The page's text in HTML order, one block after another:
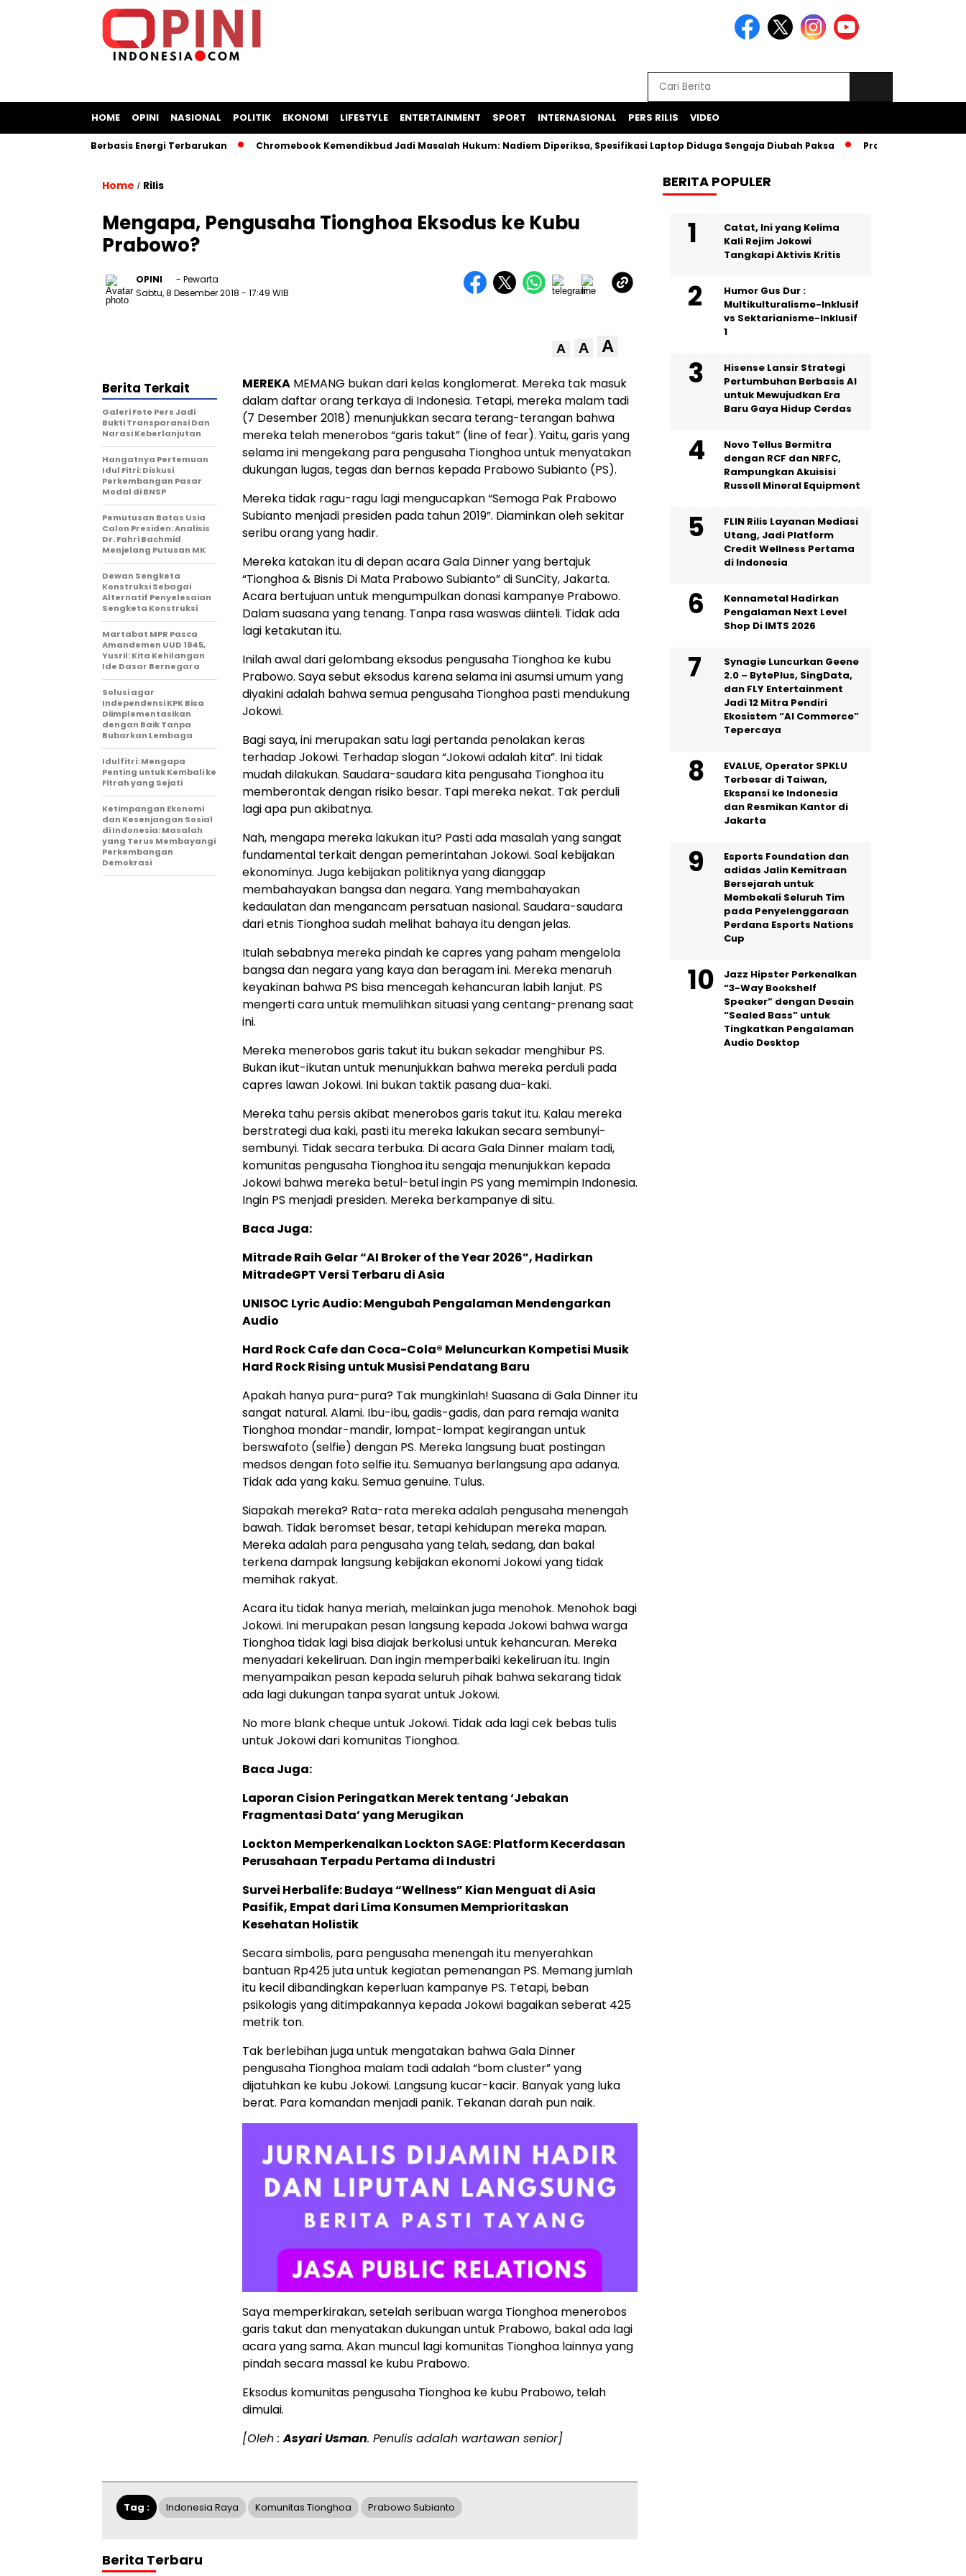
HOME OPINI NASIONAL POLITIK EKONOMI LIFESTYLE ENTERTAINMENT SPORT INTERNASIONAL PERS RILIS VIDEO
Kapal Berbasis Energi Terbarukan Chromebook Kemendikbud Jadi Masalah Hukum: Nadiem Diperiksa, Spesifikasi Laptop Diduga Sengaja Diubah Paksa Proyek Iklan Bank BJB
Home / Rilis
Mengapa, Pengusaha Tionghoa Eksodus ke Kubu
Prabowo?
OPINI
- Pewarta
Sabtu, 8 Desember 2018 - 17:49 WIB
A A A
MEREKA MEMANG bukan dari kelas konglomerat. Mereka tak masuk
dalam daftar orang terkaya di Indonesia. Tetapi, mereka malam tadi
(7 Desember 2018) menunjukkan secara terang-terangan bahwa
mereka telah menerobos “garis takut” (line of fear). Yaitu, garis yang
selama ini mengekang para pengusaha Tionghoa untuk menyatakan
dukungan lugas, tegas dan bernas kepada Prabowo Subianto (PS).
Mereka tidak ragu-ragu lagi mengucapkan “Semoga Pak Prabowo
Subianto menjadi presiden pada tahun 2019”. Diaminkan oleh sekitar
seribu orang yang hadir.
Mereka katakan itu di depan acara Gala Dinner yang bertajuk
“Tionghoa & Bisnis Di Mata Prabowo Subianto” di SunCity, Jakarta.
Acara bertujuan untuk mengumpulkan donasi kampanye Prabowo.
Dalam suasana yang tenang. Tanpa rasa waswas diinteli. Tidak ada
lagi ketakutan itu.
Inilah awal dari gelombang eksodus pengusaha Tionghoa ke kubu
Prabowo. Saya sebut eksodus karena selama ini asumsi umum yang
diyakini adalah bahwa semua pengusaha Tionghoa pasti mendukung
Jokowi.
Bagi saya, ini merupakan satu lagi pertanda penolakan keras
terhadap Jokowi. Terhadap slogan “Jokowi adalah kita”. Ini tidak
mudah dilakukan. Saudara-saudara kita pengusaha Tionghoa itu
memberontak dengan risiko besar. Tapi mereka nekat. Tak perduli
lagi apa pun akibatnya.
Nah, mengapa mereka lakukan itu? Pasti ada masalah yang sangat
fundamental terkait dengan pemerintahan Jokowi. Soal kebijakan
ekonominya. Juga kebijakan politiknya yang dianggap
membahayakan bangsa dan negara. Yang membahayakan
kedaulatan dan mengancam persatuan nasional. Saudara-saudara
dari etnis Tionghoa sudah melihat bahaya itu dengan jelas.
Itulah sebabnya mereka pindah ke capres yang paham mengelola
bangsa dan negara yang kaya dan beragam ini. Mereka menaruh
keyakinan bahwa PS bisa mencegah kehancuran labih lanjut. PS
mengerti cara untuk memulihkan situasi yang centang-prenang saat
ini.
Mereka menerobos garis takut itu bukan sekadar menghibur PS.
Bukan ikut-ikutan untuk menunjukkan bahwa mereka perduli pada
capres lawan Jokowi. Ini bukan taktik pasang dua-kaki.
Mereka tahu persis akibat menerobos garis takut itu. Kalau mereka
berstrategi dua kaki, pasti itu mereka lakukan secara sembunyi-
sembunyi. Tidak secara terbuka. Di acara Gala Dinner malam tadi,
komunitas pengusaha Tionghoa itu sengaja menunjukkan kepada
Jokowi bahwa mereka betul-betul ingin PS yang memimpin Indonesia.
Ingin PS menjadi presiden. Mereka berkampanye di situ.
Baca Juga:
Mitrade Raih Gelar “AI Broker of the Year 2026”, Hadirkan
MitradeGPT Versi Terbaru di Asia
UNISOC Lyric Audio: Mengubah Pengalaman Mendengarkan
Audio
Hard Rock Cafe dan Coca-Cola® Meluncurkan Kompetisi Musik
Hard Rock Rising untuk Musisi Pendatang Baru
Apakah hanya pura-pura? Tak mungkinlah! Suasana di Gala Dinner itu
sangat natural. Alami. Ibu-ibu, gadis-gadis, dan para remaja wanita
Tionghoa mondar-mandir, lompat-lompat kegirangan untuk
berswafoto (selfie) dengan PS. Mereka langsung buat postingan
medsos dengan foto selfie itu. Semuanya berlangsung apa adanya.
Tidak ada yang kaku. Semua genuine. Tulus.
Siapakah mereka? Rata-rata mereka adalah pengusaha menengah
bawah. Tidak beromset besar, tetapi kehidupan mereka mapan.
Mereka adalah para pengusaha yang telah, sedang, dan bakal
terkena dampak langsung kebijakan ekonomi Jokowi yang tidak
memihak rakyat.
Acara itu tidak hanya meriah, melainkan juga menohok. Menohok bagi
Jokowi. Ini merupakan pesan langsung kepada Jokowi bahwa warga
Tionghoa tidak lagi bisa diajak berkolusi untuk kehancuran. Mereka
menyadari kekeliruan. Dan ingin memperbaiki kekeliruan itu. Ingin
menyampaikan pesan kepada seluruh pihak bahwa sekarang tidak
ada lagi dukungan tanpa syarat untuk Jokowi.
No more blank cheque untuk Jokowi. Tidak ada lagi cek bebas tulis
untuk Jokowi dari komunitas Tionghoa.
Baca Juga:
Laporan Cision Peringatkan Merek tentang ‘Jebakan
Fragmentasi Data’ yang Merugikan
Lockton Memperkenalkan Lockton SAGE: Platform Kecerdasan
Perusahaan Terpadu Pertama di Industri
Survei Herbalife: Budaya “Wellness” Kian Menguat di Asia
Pasifik, Empat dari Lima Konsumen Memprioritaskan
Kesehatan Holistik
Secara simbolis, para pengusaha menengah itu menyerahkan
bantuan Rp425 juta untuk kegiatan pemenangan PS. Memang jumlah
itu kecil dibandingkan keperluan kampanye PS. Tetapi, beban
psikologis yang ditimpakannya kepada Jokowi bagaikan seberat 425
metrik ton.
Tak berlebihan juga untuk mengatakan bahwa Gala Dinner
pengusaha Tionghoa malam tadi adalah “bom cluster” yang
dijatuhkan ke kubu Jokowi. Langsung kucar-kacir. Banyak yang luka
berat. Para komandan menjadi panik. Tekanan darah pun naik.
Saya memperkirakan, setelah seribuan warga Tionghoa menerobos
garis takut dan menyatakan dukungan untuk Prabowo, bakal ada lagi
acara yang sama. Akan muncul lagi komunitas Tionghoa lainnya yang
pindah secara massal ke kubu Prabowo.
Eksodus komunitas pengusaha Tionghoa ke kubu Prabowo, telah
dimulai.
[Oleh :Asyari Usman. Penulis adalah wartawan senior]
Berita Terkait
Galeri Foto Pers Jadi
Bukti Transparansi Dan
Narasi Keberlanjutan
Hangatnya Pertemuan
Idul Fitri: Diskusi
Perkembangan Pasar
Modal di BNSP
Pemutusan Batas Usia
Calon Presiden: Analisis
Dr. Fahri Bachmid
Menjelang Putusan MK
Dewan Sengketa
Konstruksi Sebagai
Alternatif Penyelesaian
Sengketa Konstruksi
Martabat MPR Pasca
Amandemen UUD 1945,
Yusril: Kita Kehilangan
Ide Dasar Bernegara
Solusi agar
Independensi KPK Bisa
Diimplementasikan
dengan Baik Tanpa
Bubarkan Lembaga
Idulfitri: Mengapa
Penting untuk Kembali ke
Fitrah yang Sejati
Ketimpangan Ekonomi
dan Kesenjangan Sosial
di Indonesia: Masalah
yang Terus Membayangi
Perkembangan
Demokrasi
Tag : Indonesia Raya Komunitas Tionghoa Prabowo Subianto
Berita Terbaru
BERITA POPULER
Catat, Ini yang Kelima
Kali Rejim Jokowi
Tangkapi Aktivis Kritis
Humor Gus Dur :
Multikulturalisme-Inklusif
vs Sektarianisme-Inklusif
1
Hisense Lansir Strategi
Pertumbuhan Berbasis AI
untuk Mewujudkan Era
Baru Gaya Hidup Cerdas
Novo Tellus Bermitra
dengan RCF dan NRFC,
Rampungkan Akuisisi
Russell Mineral Equipment
FLIN Rilis Layanan Mediasi
Utang, Jadi Platform
Credit Wellness Pertama
di Indonesia
Kennametal Hadirkan
Pengalaman Next Level
Shop Di IMTS 2026
Synagie Luncurkan Geene
2.0 – BytePlus, SingData,
dan FLY Entertainment
Jadi 12 Mitra Pendiri
Ekosistem “AI Commerce”
Tepercaya
EVALUE, Operator SPKLU
Terbesar di Taiwan,
Ekspansi ke Indonesia
dan Resmikan Kantor di
Jakarta
Esports Foundation dan
adidas Jalin Kemitraan
Bersejarah untuk
Membekali Seluruh Tim
pada Penyelenggaraan
Perdana Esports Nations
Cup
Jazz Hipster Perkenalkan
“3-Way Bookshelf
Speaker” dengan Desain
“Sealed Bass” untuk
Tingkatkan Pengalaman
Audio Desktop